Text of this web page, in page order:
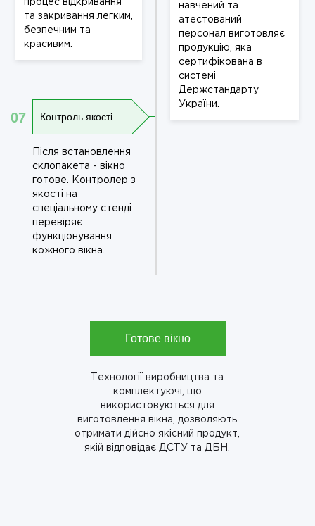
процес відкривання
та закривання легким,
безпечним та
красивим.
07 Контроль якості
Після встановлення
склопакета - вікно
готове. Контролер з
якості на
спеціальному стенді
перевіряє
функціонування
кожного вікна.
навчений та
атестований
персонал виготовляє
продукцію, яка
сертифікована в
системі
Держстандарту
України.
Готове вікно
Технології виробництва та
комплектуючі, що
використовуються для
виготовлення вікна, дозволяють
отримати дійсно якісний продукт,
якій відповідає ДСТУ та ДБН.